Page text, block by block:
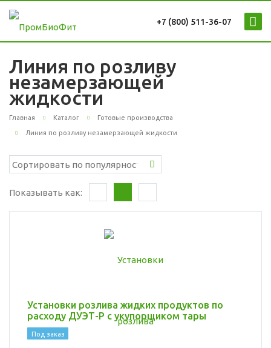
+7 (800) 511-36-07
Линия по розливу
незамерзающей
жидкости
Главная Каталог Готовые производства
Линия по розливу незамерзающей жидкости
Показывать как:
Установки розлива жидких продуктов по
расходу ДУЭТ-Р с укупорщиком тары
Под заказ